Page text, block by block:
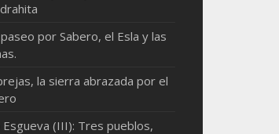
por Sabero, el Esla y las
la sierra abrazada por el
Esgueva (III): Tres pueblos,